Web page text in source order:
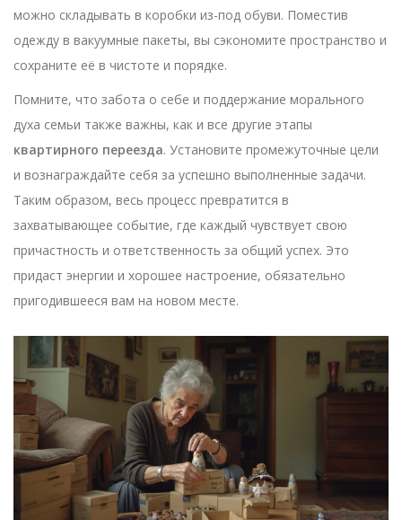
можно складывать в коробки из-под обуви. Поместив
одежду в вакуумные пакеты, вы сэкономите пространство и
сохраните её в чистоте и порядке.
Помните, что забота о себе и поддержание морального
духа семьи также важны, как и все другие этапы
квартирного переезда. Установите промежуточные цели
и вознаграждайте себя за успешно выполненные задачи.
Таким образом, весь процесс превратится в
захватывающее событие, где каждый чувствует свою
причастность и ответственность за общий успех. Это
придаст энергии и хорошее настроение, обязательно
пригодившееся вам на новом месте.